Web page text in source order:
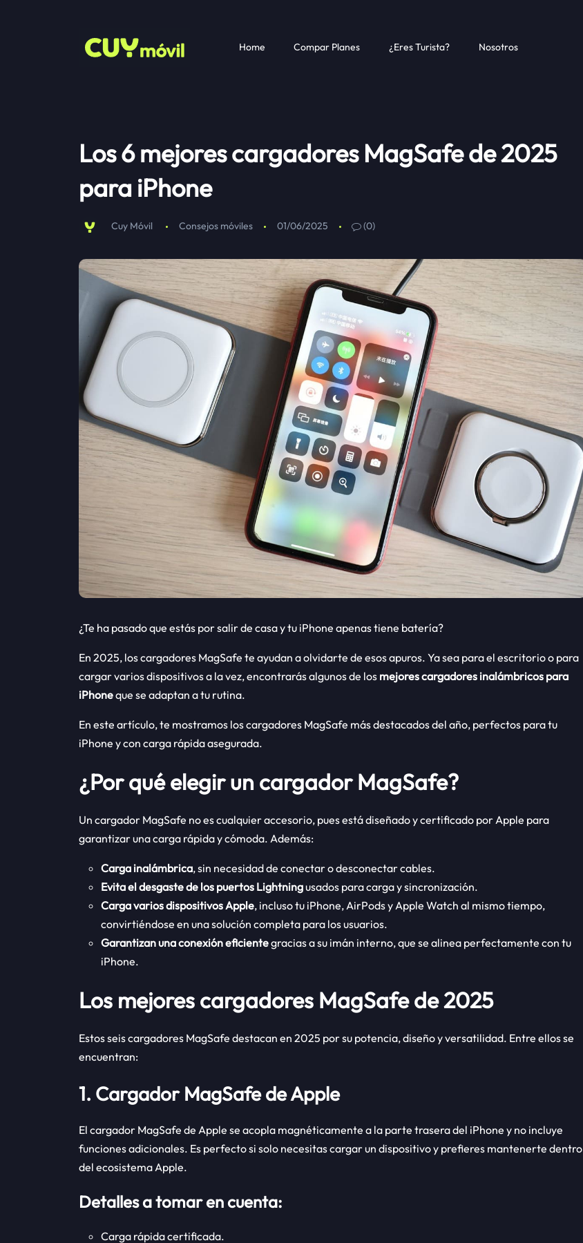
Home Compar Planes ¿Eres Turista? Nosotros
Los 6 mejores cargadores MagSafe de 2025
para iPhone
Cuy Móvil Consejos móviles 01/06/2025 (0)
¿Te ha pasado que estás por salir de casa y tu iPhone apenas tiene batería?
En 2025, los cargadores MagSafe te ayudan a olvidarte de esos apuros. Ya sea para el escritorio o para
cargar varios dispositivos a la vez, encontrarás algunos de los mejores cargadores inalámbricos para
iPhoneque se adaptan a tu rutina.
En este artículo, te mostramos los cargadores MagSafe más destacados del año, perfectos para tu
iPhone y con carga rápida asegurada.
¿Por qué elegir un cargador MagSafe?
Un cargador MagSafe no es cualquier accesorio, pues está diseñado y certificado por Apple para
garantizar una carga rápida y cómoda. Además:
Carga inalámbrica, sin necesidad de conectar o desconectar cables.
Evita el desgaste de los puertos Lightningusados para carga y sincronización.
Carga varios dispositivos Apple, incluso tu iPhone, AirPods y Apple Watch al mismo tiempo,
convirtiéndose en una solución completa para los usuarios.
Garantizan una conexión eficientegracias a su imán interno, que se alinea perfectamente con tu
iPhone.
Los mejores cargadores MagSafe de 2025
Estos seis cargadores MagSafe destacan en 2025 por su potencia, diseño y versatilidad. Entre ellos se
encuentran:
1. Cargador MagSafe de Apple
El cargador MagSafe de Apple se acopla magnéticamente a la parte trasera del iPhone y no incluye
funciones adicionales. Es perfecto si solo necesitas cargar un dispositivo y prefieres mantenerte dentro
del ecosistema Apple.
Detalles a tomar en cuenta:
Carga rápida certificada.